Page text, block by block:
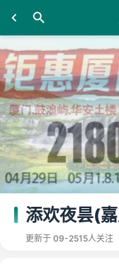
添欢夜昙(
更新于 09-2515人关注